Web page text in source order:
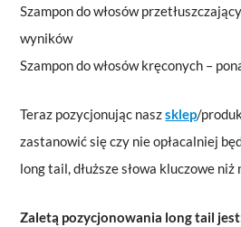
Szampon do włosów
wyników
Szampon do włosów kręconych –
Teraz pozycjonując naszsklep/
zastanowić się czy nie opłacalniej
long tail, dłuższe słowa kluczowe niż
Zaletą pozycjonowania long tail